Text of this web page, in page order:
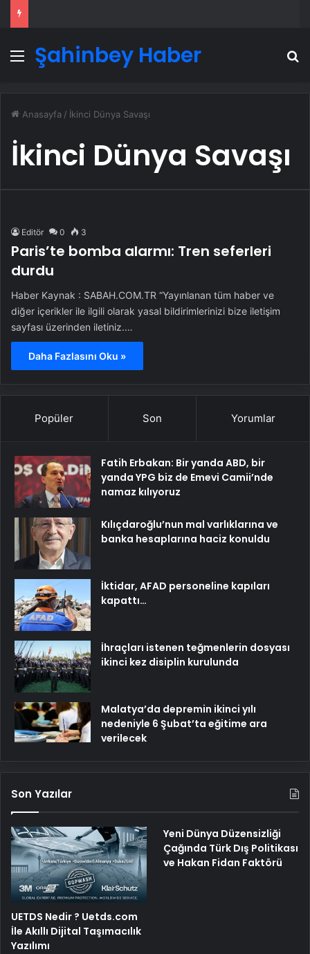
Menü
Şahinbey Haber
Anasayfa / İkinci Dünya Savaşı
İkinci Dünya Savaşı
Editör 0 3
Paris’te bomba alarmı: Tren seferleri
durdu
Haber Kaynak : SABAH.COM.TR “Yayınlanan tüm haber ve
diğer içerikler ile ilgili olarak yasal bildirimlerinizi bize iletişim
sayfası üzerinden iletiniz.…
Daha Fazlasını Oku »
Popüler Son Yorumlar
Fatih Erbakan: Bir yanda ABD, bir
yanda YPG biz de Emevi Camii’nde
namaz kılıyoruz
Kılıçdaroğlu’nun mal varlıklarına ve
banka hesaplarına haciz konuldu
İktidar, AFAD personeline kapıları
kapattı…
İhraçları istenen teğmenlerin dosyası
ikinci kez disiplin kurulunda
Malatya’da depremin ikinci yılı
nedeniyle 6 Şubat’ta eğitime ara
verilecek
Son Yazılar
UETDS Nedir ? Uetds.com
İle Akıllı Dijital Taşımacılık
Yazılımı
Yeni Dünya Düzensizliği
Çağında Türk Dış Politikası
ve Hakan Fidan Faktörü